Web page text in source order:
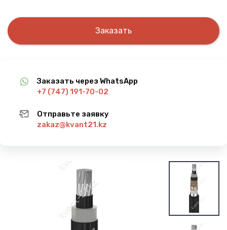
Заказать
Заказать через WhatsApp
+7 (747) 191-70-02
Отправьте заявку
zakaz@kvant21.kz